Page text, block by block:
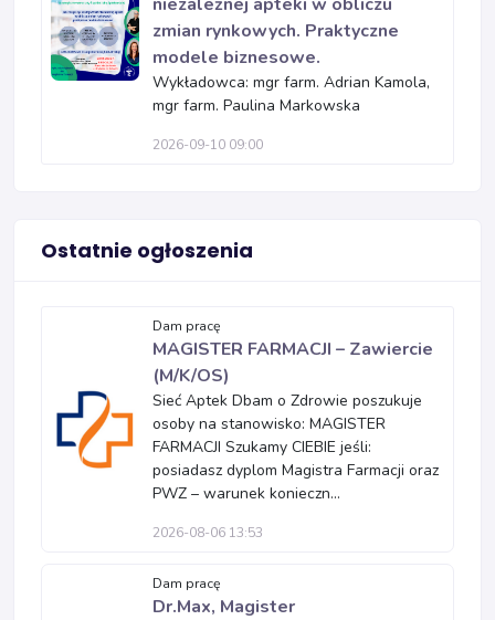
zmian rynkowych. Praktyczne
modele biznesowe.
Wykładowca: mgr farm. Adrian Kamola,
mgr farm. Paulina Markowska
2026-09-10 09:00
Ostatnie ogłoszenia
Dam pracę
MAGISTER FARMACJI – Zawiercie
(M/K/OS)
Sieć Aptek Dbam o Zdrowie poszukuje
osoby na stanowisko: MAGISTER
FARMACJI Szukamy CIEBIE jeśli:
posiadasz dyplom Magistra Farmacji oraz
PWZ – warunek konieczn...
2026-08-06 13:53
Dam pracę
Dr.Max, Magister